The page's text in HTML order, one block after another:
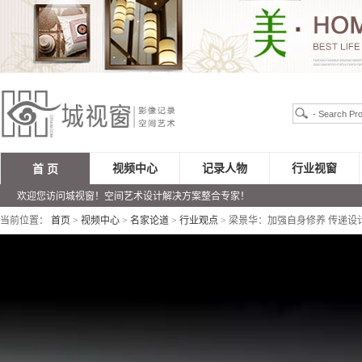
首 页
欢迎您访问城视窗！空间艺术设计解决方案整合专家！
视频中心 记录人物 行业视窗
当前位置： 首页 > 视频中心 > 名家论道 > 行业观点 > 梁景华：加强自身修养 传递设